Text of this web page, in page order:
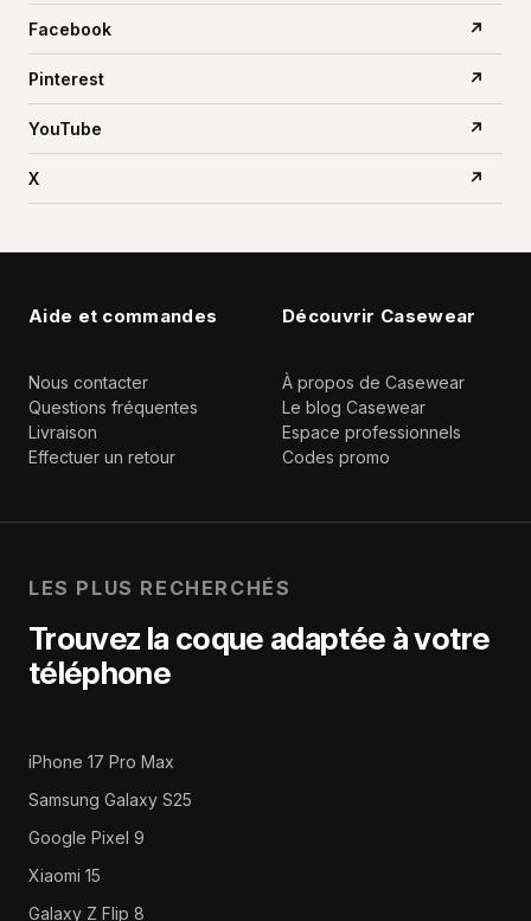
Facebook ↗
Pinterest ↗
YouTube ↗
X ↗
Aide et commandes
Nous contacter
Questions fréquentes
Livraison
Effectuer un retour
Découvrir Casewear
À propos de Casewear
Le blog Casewear
Espace professionnels
Codes promo
LES PLUS RECHERCHÉS
Trouvez la coque adaptée à votre
téléphone
iPhone 17 Pro Max
Samsung Galaxy S25
Google Pixel 9
Xiaomi 15
Galaxy Z Flip 8